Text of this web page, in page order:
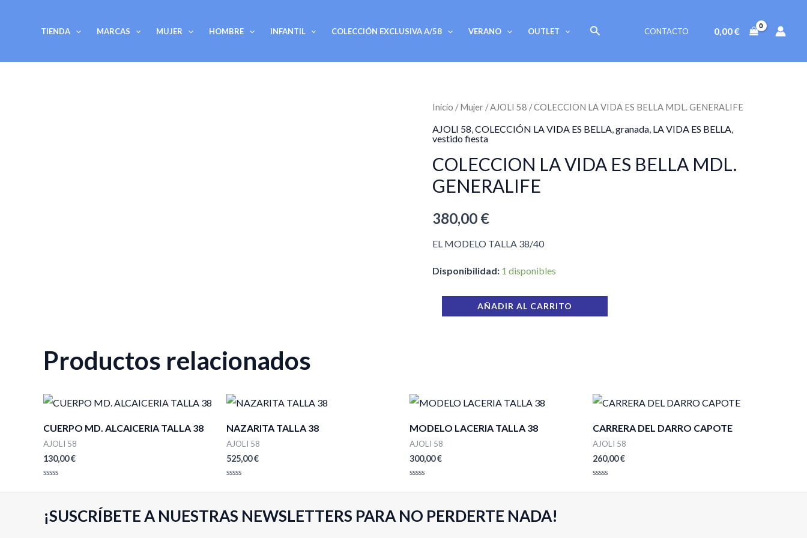
TIENDA MARCAS MUJER HOMBRE INFANTIL COLECCIÓN EXCLUSIVA A/58 VERANO OUTLET Buscar CONTACTO 0,00€
Inicio /Mujer /AJOLI 58 / COLECCION LA VIDA ES BELLA MDL. GENERALIFE
AJOLI 58 COLECCIÓN LA VIDA ES BELLA granada LA VIDA ES BELLA
vestido fiesta
COLECCION LA VIDA ES BELLA MDL.
GENERALIFE
380,00 €
EL MODELO TALLA 38/40
Disponibilidad: 1 disponibles
COLECCION
LA
VIDA
ES
BELLA
MDL.
GENERALIFE
cantidad
AÑADIR AL CARRITO
Productos relacionados
CUERPO MD. ALCAICERIA TALLA 38
AJOLI 58
130,00€
con
5
NAZARITA TALLA 38
AJOLI 58
525,00€
con
5
MODELO LACERIA TALLA 38
AJOLI 58
300,00€
con
5
CARRERA DEL DARRO CAPOTE
AJOLI 58
260,00€
con
¡SUSCRÍBETE A NUESTRAS NEWSLETTERS PARA NO PERDERTE NADA!
MDL.